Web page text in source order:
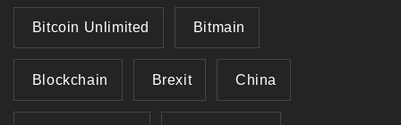
Bitcoin Unlimited Bitmain
Blockchain Brexit China